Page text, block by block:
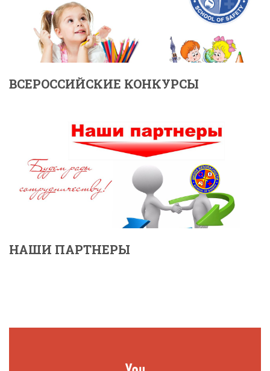
ВСЕРОССИЙСКИЕ КОНКУРСЫ
НАШИ ПАРТНЕРЫ